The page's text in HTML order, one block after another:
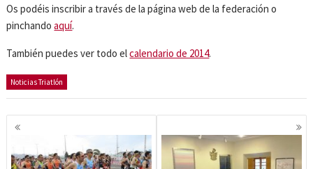
Os podéis inscribir a través de la página web de la federación o
pinchandoaquí.
También puedes ver todo elcalendario de 2014.
Noticias Triatlón
Navegación
entradas